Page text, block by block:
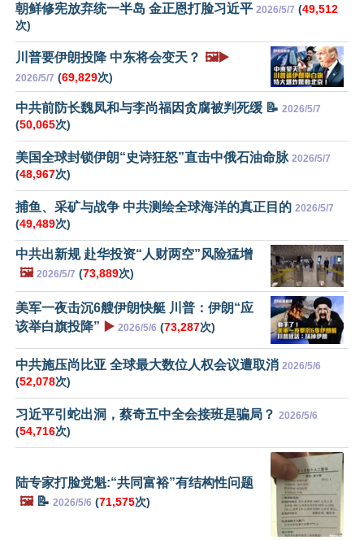
朝鲜修宪放弃统一半岛 金正恩打脸习近平 2026/5/7 (49,512
次)
川普要伊朗投降 中东将会变天？ 🖼️▶️
2026/5/7 (69,829次)
中共前防长魏凤和与李尚福因贪腐被判死缓 📝 2026/5/7
(50,065次)
美国全球封锁伊朗“史诗狂怒”直击中俄石油命脉 2026/5/7
(48,967次)
捕鱼、采矿与战争 中共测绘全球海洋的真正目的 2026/5/7
(49,489次)
中共出新规 赴华投资“人财两空”风险猛增
🖼️ 2026/5/7 (73,889次)
美军一夜击沉6艘伊朗快艇 川普：伊朗“应
该举白旗投降” ▶️ 2026/5/6 (73,287次)
中共施压尚比亚 全球最大数位人权会议遭取消 2026/5/6
(52,078次)
习近平引蛇出洞，蔡奇五中全会接班是骗局？ 2026/5/6
(54,716次)
陆专家打脸党魁:“共同富裕”有结构性问题
🖼️📝 2026/5/6 (71,575次)